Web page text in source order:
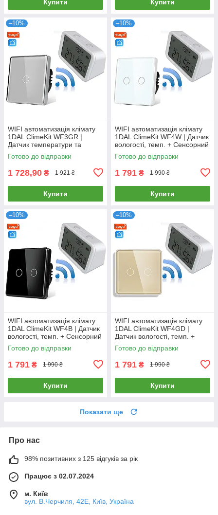
Купити Купити
–10%
WIFI автоматизація клімату
1DAL ClimeKit WF3GR |
Датчик температури та
вологості + Сенсорний
вимикач Сірий
Готово до відправки
1 728,90 ₴ 1 921 ₴
Купити
–10%
WIFI автоматизація клімату
1DAL ClimeKit WF4W | Датчик
вологості, темп. + Сенсорний
вимикач (2кл.) Білий
Готово до відправки
1 791 ₴ 1 990 ₴
Купити
–10%
WIFI автоматизація клімату
1DAL ClimeKit WF4B | Датчик
вологості, темп. + Сенсорний
вимикач (2кл.) Чорний
Готово до відправки
1 791 ₴ 1 990 ₴
Купити
–10%
WIFI автоматизація клімату
1DAL ClimeKit WF4GD |
Датчик вологості, темп. +
Сенсорний вимикач (2кл.)
Золото
Готово до відправки
1 791 ₴ 1 990 ₴
Купити
Показати ще
Про нас
98% позитивних з 125 відгуків за рік
Працює з 02.07.2024
м. Київ
вул. В.Черчиля, 42Е, Київ, Україна